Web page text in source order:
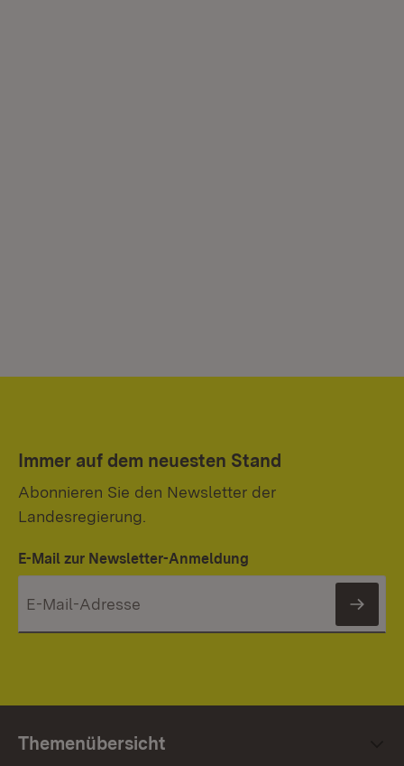
Immer auf dem neuesten Stand
Abonnieren Sie den Newsletter der
Landesregierung.
E-Mail zur Newsletter-Anmeldung
Themenübersicht